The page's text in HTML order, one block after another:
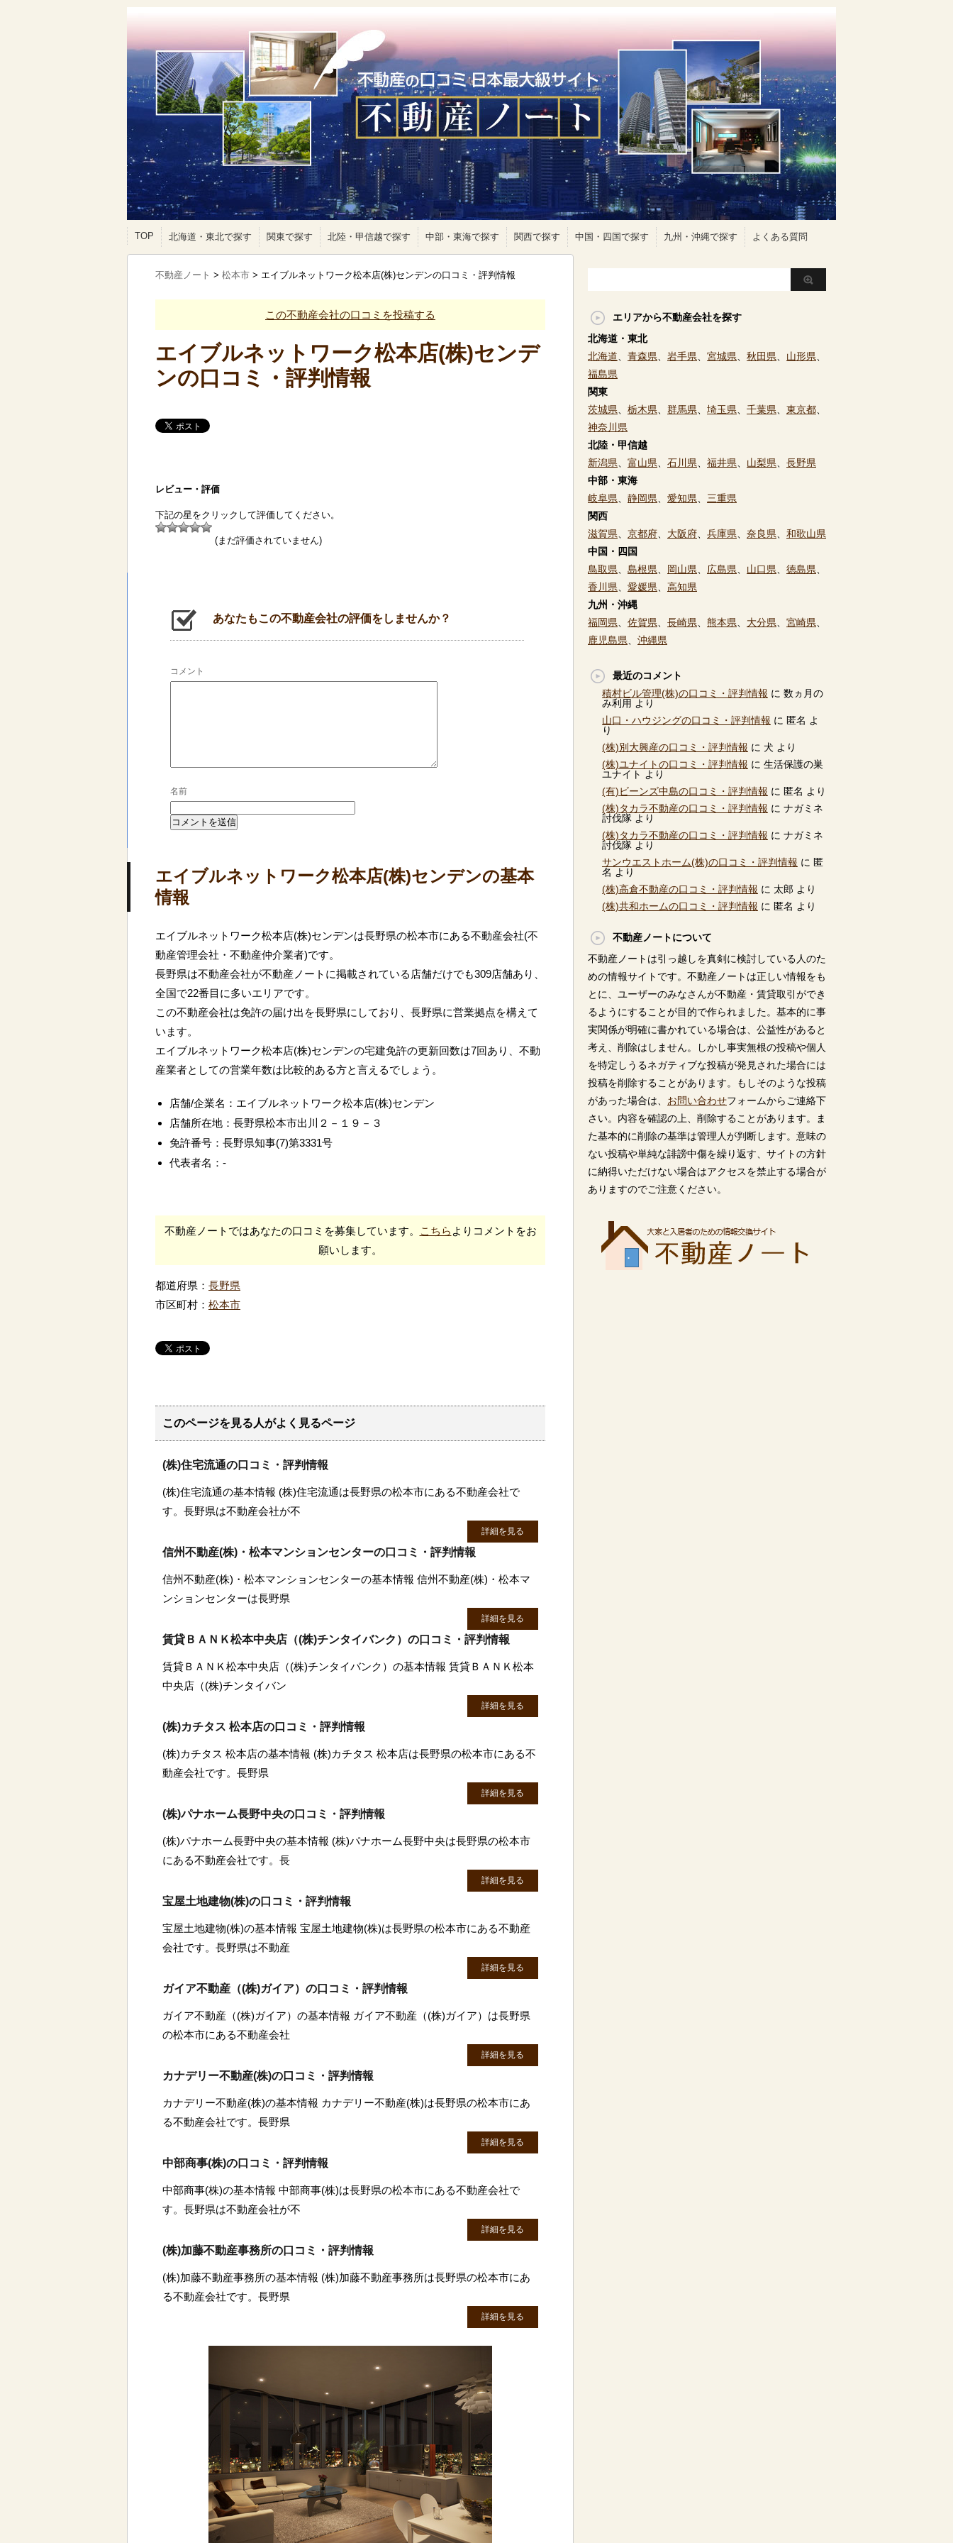
TOP 北海道・東北で探す 関東で探す 北陸・甲信越で探す 中部・東海で探す 関西で探す 中国・四国で探す 九州・沖縄で探す よくある質問
不動産ノート > 松本市 > エイブルネットワーク松本店(株)センデンの口コミ・評判情報
この不動産会社の口コミを投稿する
エイブルネットワーク松本店(株)センデ
ンの口コミ・評判情報
レビュー・評価
下記の星をクリックして評価してください。
(まだ評価されていません)
あなたもこの不動産会社の評価をしませんか？
コメント
名前
エイブルネットワーク松本店(株)センデンの基本
情報
エイブルネットワーク松本店(株)センデンは長野県の松本市にある不動産会社(不
動産管理会社・不動産仲介業者)です。
長野県は不動産会社が不動産ノートに掲載されている店舗だけでも309店舗あり、
全国で22番目に多いエリアです。
この不動産会社は免許の届け出を長野県にしており、長野県に営業拠点を構えて
います。
エイブルネットワーク松本店(株)センデンの宅建免許の更新回数は7回あり、不動
産業者としての営業年数は比較的ある方と言えるでしょう。
店舗/企業名：エイブルネットワーク松本店(株)センデン
店舗所在地：長野県松本市出川２－１９－３
免許番号：長野県知事(7)第3331号
代表者名：-
不動産ノートではあなたの口コミを募集しています。 こちら よりコメントをお
願いします。
都道府県： 長野県
市区町村： 松本市
このページを見る人がよく見るページ
(株)住宅流通の口コミ・評判情報
(株)住宅流通の基本情報 (株)住宅流通は長野県の松本市にある不動産会社で
す。長野県は不動産会社が不
詳細を見る
信州不動産(株)・松本マンションセンターの口コミ・評判情報
信州不動産(株)・松本マンションセンターの基本情報 信州不動産(株)・松本マ
ンションセンターは長野県
詳細を見る
賃貸ＢＡＮＫ松本中央店（(株)チンタイバンク）の口コミ・評判情報
賃貸ＢＡＮＫ松本中央店（(株)チンタイバンク）の基本情報 賃貸ＢＡＮＫ松本
中央店（(株)チンタイバン
詳細を見る
(株)カチタス 松本店の口コミ・評判情報
(株)カチタス 松本店の基本情報 (株)カチタス 松本店は長野県の松本市にある不
動産会社です。長野県
詳細を見る
(株)パナホーム長野中央の口コミ・評判情報
(株)パナホーム長野中央の基本情報 (株)パナホーム長野中央は長野県の松本市
にある不動産会社です。長
詳細を見る
宝屋土地建物(株)の口コミ・評判情報
宝屋土地建物(株)の基本情報 宝屋土地建物(株)は長野県の松本市にある不動産
会社です。長野県は不動産
詳細を見る
ガイア不動産（(株)ガイア）の口コミ・評判情報
ガイア不動産（(株)ガイア）の基本情報 ガイア不動産（(株)ガイア）は長野県
の松本市にある不動産会社
詳細を見る
カナデリー不動産(株)の口コミ・評判情報
カナデリー不動産(株)の基本情報 カナデリー不動産(株)は長野県の松本市にあ
る不動産会社です。長野県
詳細を見る
中部商事(株)の口コミ・評判情報
中部商事(株)の基本情報 中部商事(株)は長野県の松本市にある不動産会社で
す。長野県は不動産会社が不
詳細を見る
(株)加藤不動産事務所の口コミ・評判情報
(株)加藤不動産事務所の基本情報 (株)加藤不動産事務所は長野県の松本市にあ
る不動産会社です。長野県
詳細を見る
エリアから不動産会社を探す
北海道・東北
北海道
青森県 岩手県 宮城県 秋田県 山形県
福島県
関東
茨城県
栃木県 群馬県 埼玉県 千葉県 東京都
神奈川県
北陸・甲信越
新潟県
富山県 石川県 福井県 山梨県
長野県
中部・東海
岐阜県
静岡県 愛知県
三重県
関西
滋賀県
京都府 大阪府 兵庫県 奈良県
和歌山県
中国・四国
鳥取県
島根県 岡山県 広島県 山口県 徳島県
香川県
愛媛県
高知県
九州・沖縄
福岡県
佐賀県 長崎県 熊本県 大分県 宮崎県
鹿児島県
沖縄県
最近のコメント
積村ビル管理(株)の口コミ・評判情報 に 数ヵ月の
み利用 より
山口・ハウジングの口コミ・評判情報 に 匿名 よ
り
(株)別大興産の口コミ・評判情報 に 犬 より
(株)ユナイトの口コミ・評判情報 に 生活保護の巣
ユナイト より
(有)ビーンズ中島の口コミ・評判情報 に 匿名 より
(株)タカラ不動産の口コミ・評判情報 に ナガミネ
討伐隊 より
(株)タカラ不動産の口コミ・評判情報 に ナガミネ
討伐隊 より
サンウエストホーム(株)の口コミ・評判情報 に 匿
名 より
(株)高倉不動産の口コミ・評判情報 に 太郎 より
(株)共和ホームの口コミ・評判情報 に 匿名 より
不動産ノートについて
不動産ノートは引っ越しを真剣に検討している人のた
めの情報サイトです。不動産ノートは正しい情報をも
とに、ユーザーのみなさんが不動産・賃貸取引ができ
るようにすることが目的で作られました。基本的に事
実関係が明確に書かれている場合は、公益性があると
考え、削除はしません。しかし事実無根の投稿や個人
を特定しうるネガティブな投稿が発見された場合には
投稿を削除することがあります。もしそのような投稿
があった場合は、 お問い合わせフォームからご連絡下
さい。内容を確認の上、削除することがあります。ま
た基本的に削除の基準は管理人が判断します。意味の
ない投稿や単純な誹謗中傷を繰り返す、サイトの方針
に納得いただけない場合はアクセスを禁止する場合が
ありますのでご注意ください。